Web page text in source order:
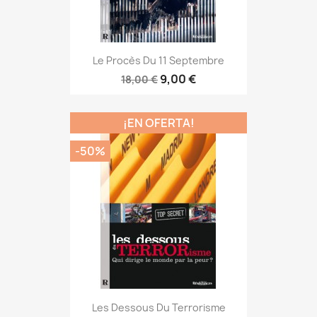
Le Procès Du 11 Septembre
18,00 € 9,00 €
Les Dessous Du Terrorisme
¡EN OFERTA!
-50%